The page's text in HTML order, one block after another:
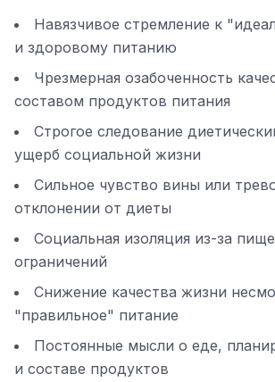
Навязчивое стремление к
и здоровому питанию
Чрезмерная озабоченность
составом продуктов питания
Строгое следование
ущерб социальной жизни
Сильное чувство вины или
отклонении от диеты
Социальная изоляция из-за
ограничений
Снижение качества жизни
"правильное" питание
Постоянные мысли о еде,
и составе продуктов